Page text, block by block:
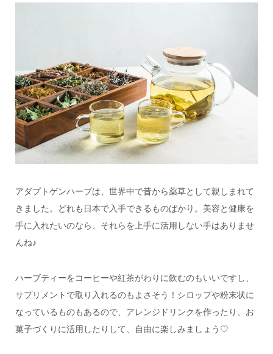
アダプトゲンハーブは、世界中で昔から薬草として親しまれて
きました。どれも日本で入手できるものばかり。美容と健康を
手に入れたいのなら、それらを上手に活用しない手はありませ
んね♪
ハーブティーをコーヒーや紅茶がわりに飲むのもいいですし、
サプリメントで取り入れるのもよさそう！シロップや粉末状に
なっているものもあるので、アレンジドリンクを作ったり、お
菓子づくりに活用したりして、自由に楽しみましょう♡